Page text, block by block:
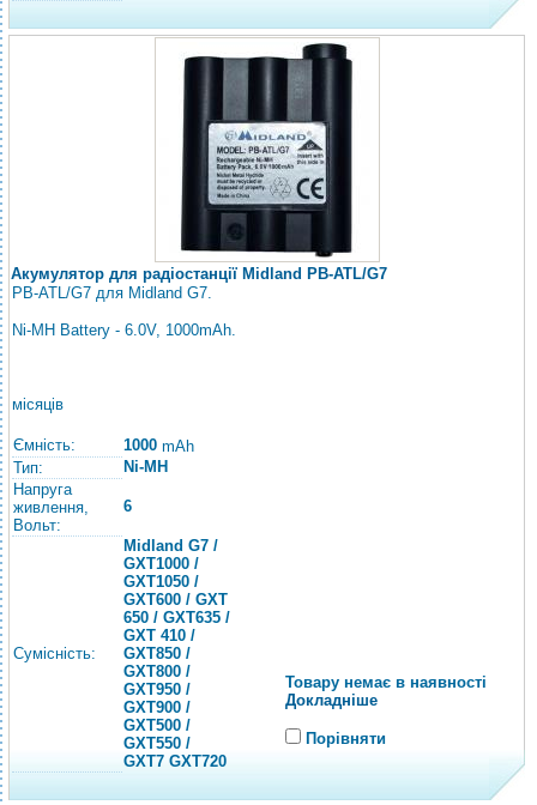
Акумулятор для радіостанції Midland PB-ATL/G7
PB-ATL/G7 для Midland G7.
Ni-MH Battery - 6.0V, 1000mAh.
місяців
Ємність: 1000 mAh
Тип:
Ni-MH
Напруга
живлення,
Вольт:
6
Сумісність:
Midland G7 /
GXT1000 /
GXT1050 /
GXT600 / GXT
650 / GXT635 /
GXT 410 /
GXT850 /
GXT800 /
GXT950 /
GXT900 /
GXT500 /
GXT550 /
GXT7 GXT720
Товару немає в наявності
Докладніше
Порівняти